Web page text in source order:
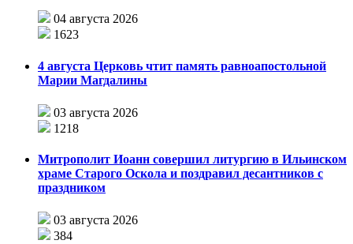
04 августа 2026
1623
4 августа Церковь чтит память равноапостольной
Марии Магдалины
03 августа 2026
1218
Митрополит Иоанн совершил литургию в Ильинском
храме Старого Оскола и поздравил десантников с
праздником
03 августа 2026
384